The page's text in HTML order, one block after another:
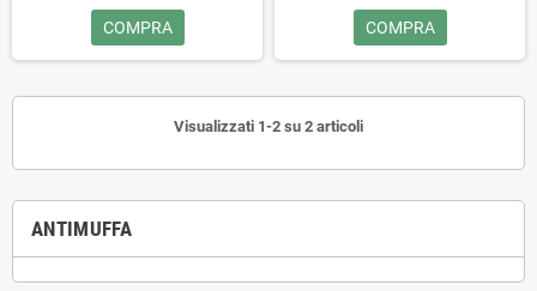
ANTIMUFFA
caratteristiche di copertura e
un'elevata traspirabilità, garantendo
pareti sane e asciutte. Facile da
ambiente domestico più salubre.
COMPRA
caratteristiche di copertura e
un'elevata traspirabilità, garantendo
pareti sane e asciutte. Facile da
ambiente domestico più salubre.
COMPRA
Visualizzati 1-2 su 2 articoli